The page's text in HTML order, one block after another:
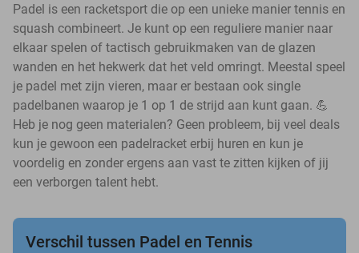
Padel is een racketsport die op een unieke manier tennis en
squash combineert. Je kunt op een reguliere manier naar
elkaar spelen of tactisch gebruikmaken van de glazen
wanden en het hekwerk dat het veld omringt. Meestal speel
je padel met zijn vieren, maar er bestaan ook single
padelbanen waarop je 1 op 1 de strijd aan kunt gaan. 💪
Heb je nog geen materialen? Geen probleem, bij veel deals
kun je gewoon een padelracket erbij huren en kun je
voordelig en zonder ergens aan vast te zitten kijken of jij
een verborgen talent hebt.
Verschil tussen Padel en Tennis